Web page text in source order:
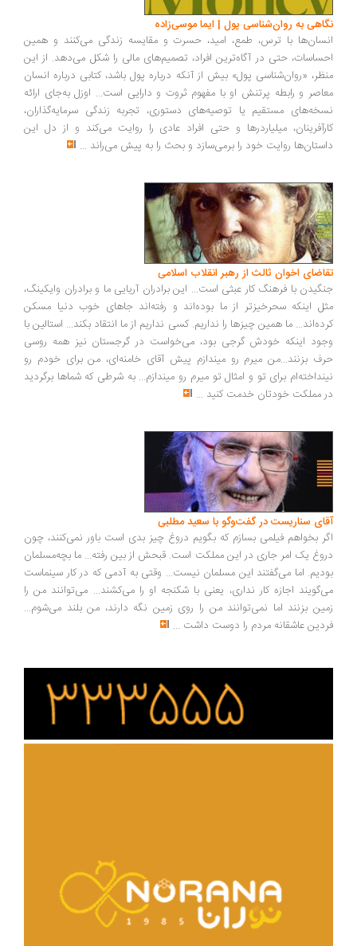
به روان‌شناسی پول | ایما موسی‌زاده
با ترس، طمع، امید، حسرت و مقایسه زندگی می‌کنند و همین
حتی در آگاه‌ترین افراد، تصمیم‌های مالی را شکل می‌دهد. از این
«روان‌شناسی پول» بیش از آنکه درباره پول باشد، کتابی درباره انسان
و رابطه پرتنش او با مفهوم ثروت و دارایی است... اوزل به‌جای ارائه
مستقیم یا توصیه‌های دستوری، تجربه زندگی سرمایه‌گذاران،
میلیاردرها و حتی افراد عادی را روایت می‌کند و از دل این
روایت خود را برمی‌سازد و بحث را به پیش می‌راند...
اخوان ثالث از رهبر انقلاب اسلامی
با فرهنگ کار عبثی است... این برادران آریایی ما و برادران وایکینگ،
اینکه سحرخیزتر از ما بوده‌اند و رفته‌اند جاهای خوب دنیا مسکن
ما همین چیزها را نداریم. کسی نداریم از ما انتقاد بکند... استالین با
اینکه خودش گرجی بود، می‌خواست در گرجستان نیز همه روسی
بزنند...من میرم رو میندازم پیش آقای خامنه‌ای، من برای خودم رو
برای تو و امثال تو میرم رو میندازم... به شرطی که شماها برگردید
مملکت خودتان خدمت کنید...
سناریست در گفت‌وگو با سعید مطلبی
بخواهم فیلمی بسازم که بگویم دروغ چیز بدی است باور نمی‌کنند، چون
یک امر جاری در این مملکت است. قبحش از بین رفته... ما بچه‌مسلمان
اما می‌گفتند این مسلمان نیست... وقتی به آدمی که در کار سینماست
اجازه کار نداری، یعنی با شکنجه او را می‌کشند... می‌توانند من را
بزنند اما نمی‌توانند من را روی زمین نگه دارند، من بلند می‌شوم...
عاشقانه مردم را دوست داشت ...